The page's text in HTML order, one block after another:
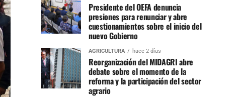
Presidente del OEFA denuncia
presiones para renunciar y abre
cuestionamientos sobre el inicio del
nuevo Gobierno
AGRICULTURA hace 2 días
Reorganización del MIDAGRI abre
debate sobre el momento de la
reforma y la participación del sector
agrario